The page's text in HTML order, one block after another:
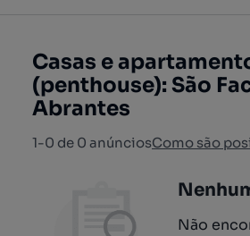
Casas e
(penthouse): São
Abrantes
1-0 de 0 anúnciosComo são
Não